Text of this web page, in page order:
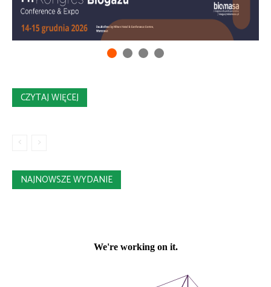
CZYTAJ WIĘCEJ
NAJNOWSZE WYDANIE